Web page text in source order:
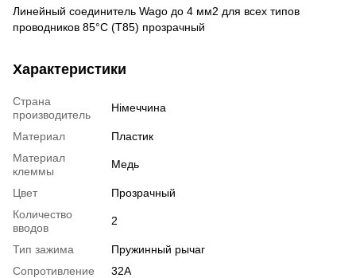
Линейный соединитель Wago до 4 мм2 для всех типов
проводников 85°C (T85) прозрачный
Характеристики
Страна
производитель
Німеччина
Материал
Пластик
Материал
клеммы
Медь
Цвет
Прозрачный
Количество
вводов
2
Тип зажима
Пружинный рычаг
Сопротивление
32А